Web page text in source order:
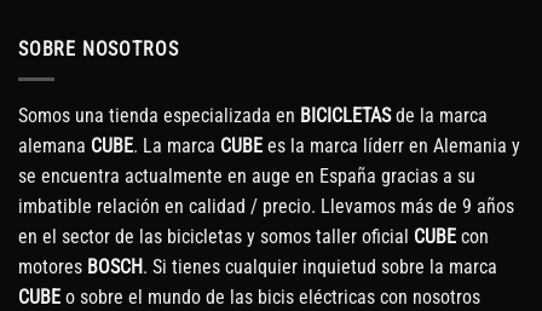
SOBRE NOSOTROS
Somos una tienda especializada en BICICLETASde la marca
alemana CUBE. La marca CUBE es la marca líderr en Alemania y
se encuentra actualmente en auge en España gracias a su
imbatible relación en calidad / precio. Llevamos más de 9 años
en el sector de las bicicletas y somos taller oficial CUBE con
motores BOSCH. Si tienes cualquier inquietud sobre la marca
CUBE o sobre el mundo de las bicis eléctricas con nosotros